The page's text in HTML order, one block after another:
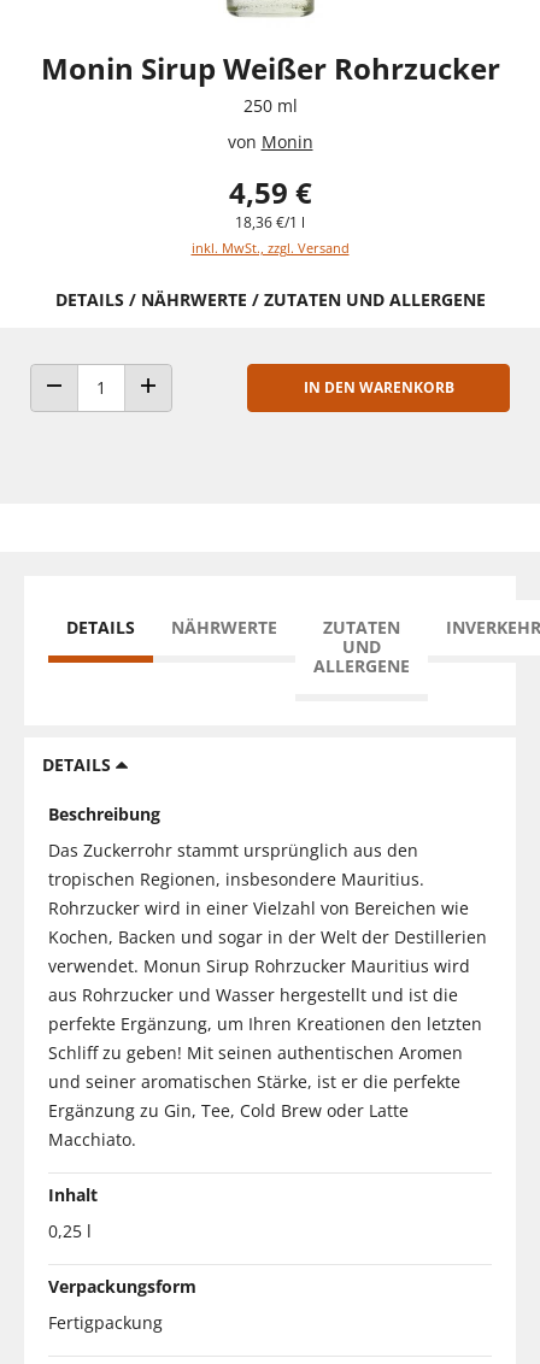
Monin Sirup Weißer Rohrzucker
250 ml
von Monin
4,59 €
18,36 €/1 l
inkl. MwSt., zzgl. Versand
DETAILS / NÄHRWERTE / ZUTATEN UND ALLERGENE
ANZAHL VERRINGERNANZAHL ERHÖHEN
IN DEN WARENKORB
DETAILS NÄHRWERTE
ZUTATEN
UND
ALLERGENE
DETAILS
Beschreibung
Das Zuckerrohr stammt ursprünglich aus den
tropischen Regionen, insbesondere Mauritius.
Rohrzucker wird in einer Vielzahl von Bereichen wie
Kochen, Backen und sogar in der Welt der Destillerien
verwendet. Monun Sirup Rohrzucker Mauritius wird
aus Rohrzucker und Wasser hergestellt und ist die
perfekte Ergänzung, um Ihren Kreationen den letzten
Schliff zu geben! Mit seinen authentischen Aromen
und seiner aromatischen Stärke, ist er die perfekte
Ergänzung zu Gin, Tee, Cold Brew oder Latte
Macchiato.
Inhalt
0,25 l
Verpackungsform
Fertigpackung